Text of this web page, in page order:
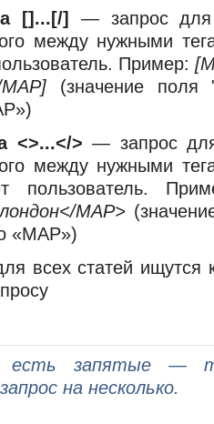
[]...[/]
— запрос для
между нужными
Пример:
(значение поля
<>...</> — запрос
между нужными
пользователь.
MAP>
«MAP»)
всех статей ищутся
есть запятые —
на несколько.